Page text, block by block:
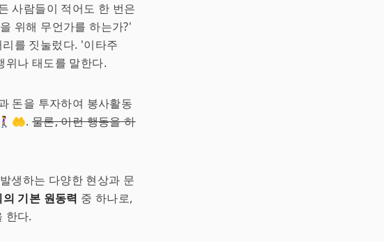
사람들이 적어도 한 번은
위해 무언가를 하는가?'
를 짓눌렀다. '이타주
위나 태도를 말한다.
돈을 투자하여 봉사활동
물론, 이런 행동을 하
생하는 다양한 현상과 문
의 기본 원동력 중 하나로,
한다.